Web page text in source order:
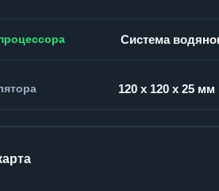
Система
120 x 120 x 25 мм